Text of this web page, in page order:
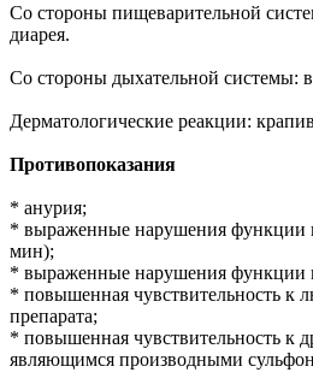
Со стороны пищеварительной
диарея.
Со стороны дыхательной системы:
Дерматологические реакции:
Противопоказания
* анурия;
* выраженные нарушения функции
мин);
* выраженные нарушения функции
* повышенная чувствительность к
препарата;
* повышенная чувствительность к
являющимся производными